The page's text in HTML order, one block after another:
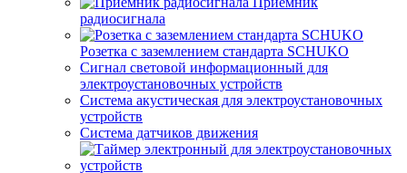
радиосигнала
Розетка с заземлением стандарта SCHUKO
Сигнал световой информационный для
электроустановочных устройств
Система акустическая для электроустановочных
устройств
Система датчиков движения